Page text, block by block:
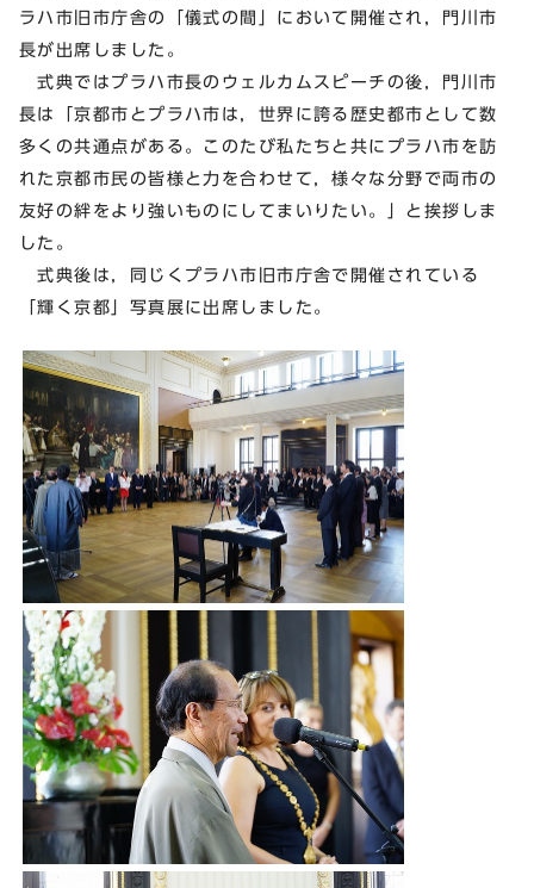
ラハ市旧市庁舎の「儀式の間」において開催され，門川市
長が出席しました。
式典ではプラハ市長のウェルカムスピーチの後，門川市
長は「京都市とプラハ市は，世界に誇る歴史都市として数
多くの共通点がある。このたび私たちと共にプラハ市を訪
れた京都市民の皆様と力を合わせて，様々な分野で両市の
友好の絆をより強いものにしてまいりたい。」と挨拶しま
した。
式典後は，同じくプラハ市旧市庁舎で開催されている
「輝く京都」写真展に出席しました。